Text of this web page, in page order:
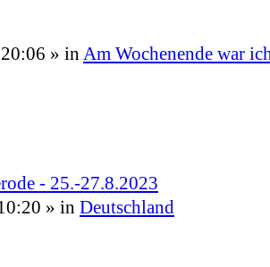
» in Am Wochenende war
- 25.-27.8.2023
» in Deutschland